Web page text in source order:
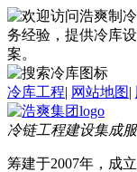
务经验，提供冷库
案。
冷库工程| 网站地图|
冷链工程建设集成
筹建于2007年，成立